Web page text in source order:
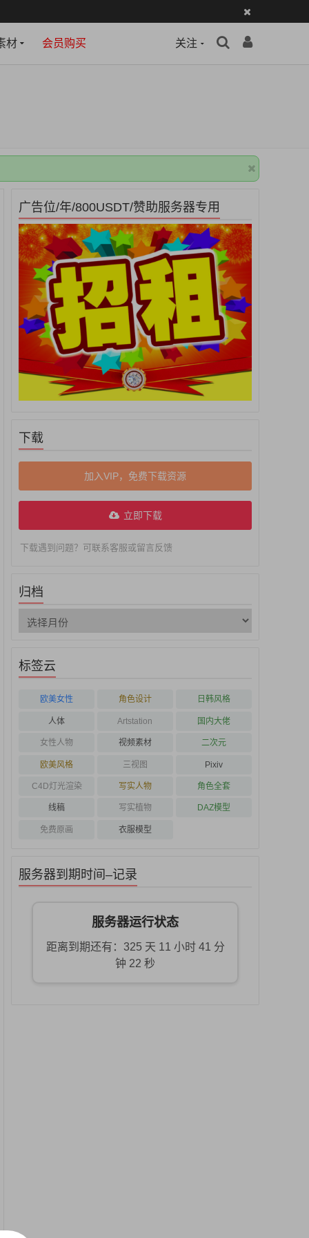
关注
材 会员购买
广告位/年/800USDT/赞助服务器专用
下载
加入VIP，免费下载资源
立即下载
下载遇到问题？可联系客服或留言反馈
归档
标签云
欧美女性 角色设计 日韩风格
人体 Artstation 国内大佬
女性人物 视频素材 二次元
欧美风格 三视图 Pixiv
C4D灯光渲染 写实人物 角色全套
线稿 写实植物 DAZ模型
免费原画 衣服模型
服务器到期时间–记录
服务器运行状态
距离到期还有：325 天 11 小时 41 分
钟 21 秒